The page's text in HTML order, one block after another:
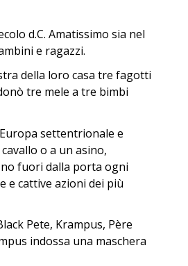
d.C. Amatissimo sia nel
e ragazzi.
della loro casa tre fagotti
tre mele a tre bimbi
settentrionale e
o a un asino,
fuori dalla porta ogni
e cattive azioni dei più
Pete, Krampus, Père
indossa una maschera